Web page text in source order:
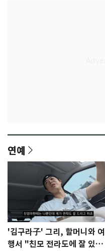
연예
'김구라子' 그리, 할머니와 여
행서 "친모 전라도에 잘 있